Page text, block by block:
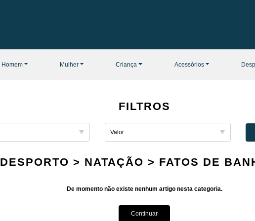
Homem Mulher Criança Acessórios
FILTROS
DESPORTO > NATAÇÃO > FATOS DE
De momento não existe nenhum artigo nesta categoria.
Continuar